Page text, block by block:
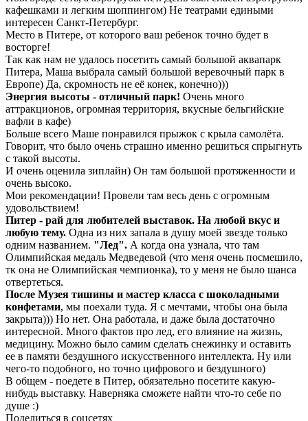
кафешками и легким шоппингом) Не театрами едиными
интересен Санкт-Петербург.
Место в Питере, от которого ваш ребенок точно будет в
восторге!
Так как нам не удалось посетить самый большой аквапарк
Питера, Маша выбрала самый большой веревочный парк в
Европе) Да, скромность не её конек, конечно)))
Энергия высоты - отличный парк! Очень много
аттракционов, огромная территория, вкусные бельгийские
вафли в кафе)
Больше всего Маше понравился прыжок с крыла самолёта.
Говорит, что было очень страшно именно решиться спрыгнуть
с такой высоты.
И очень оценила зиплайн) Он там большой протяженности и
очень высоко.
Мои рекомендации! Провели там весь день с огромным
удовольствием!
Питер - рай для любителей выставок. На любой вкус и
любую тему. Одна из них запала в душу моей звезде только
одним названием. "Лед". А когда она узнала, что там
Олимпийская медаль Медведевой (что меня очень посмешило,
тк она не Олимпийская чемпионка), то у меня не было шанса
отвертеться.
После Музея тишины и мастер класса с шоколадными
конфетами, мы поехали туда. Я с мечтами, чтобы она была
закрыта))) Но нет. Она работала, и даже была достаточно
интересной. Много фактов про лед, его влияние на жизнь,
медицину. Можно было самим сделать снежинку и оставить
ее в памяти бездушного искусственного интеллекта. Ну или
чего-то подобного, но точно цифрового и бездушного)
В общем - поедете в Питер, обязательно посетите какую-
нибудь выставку. Наверняка сможете найти что-то себе по
душе :)
Поделиться в соцсетях